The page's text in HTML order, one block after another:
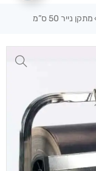
› מתקן נייר 50 ס”מ